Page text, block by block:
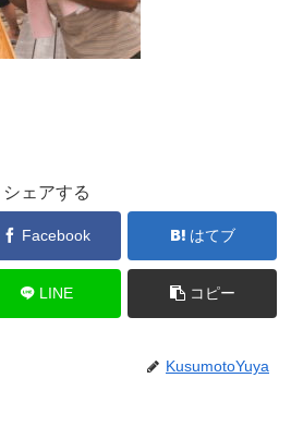
シェアする
Facebook はてブ
LINE コピー
KusumotoYuya